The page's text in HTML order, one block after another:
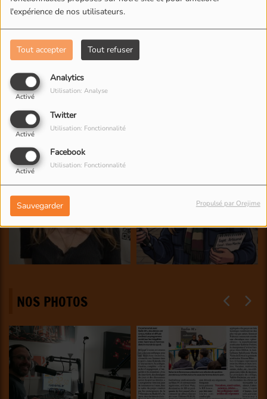
l'expérience de nos utilisateurs.
Tout accepter Tout refuser
Analytics
Activé
Utilisation: Analyse
Twitter
Activé
Utilisation: Fonctionnalité
Facebook
Activé
Utilisation: Fonctionnalité
Sauvegarder Propulsé par Orejime
NOS PHOTOS